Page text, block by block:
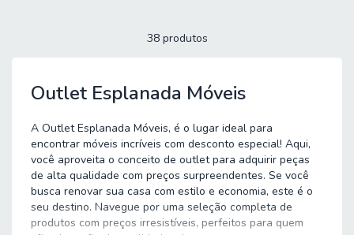
38 produtos
Outlet Esplanada Móveis
A Outlet Esplanada Móveis, é o lugar ideal para
encontrar móveis incríveis com desconto especial! Aqui,
você aproveita o conceito de outlet para adquirir peças
de alta qualidade com preços surpreendentes. Se você
busca renovar sua casa com estilo e economia, este é o
seu destino. Navegue por uma seleção completa de
produtos com preços irresistíveis, perfeitos para quem